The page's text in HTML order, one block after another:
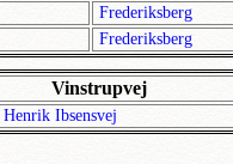
Frederiksberg
Frederiksberg
Vinstrupvej
Henrik Ibsensvej